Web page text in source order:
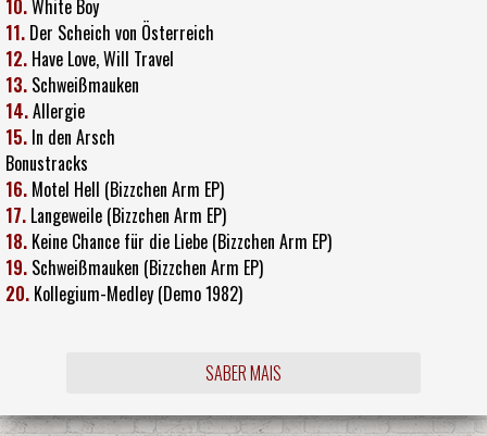
10.White Boy
11. Der Scheich von Österreich
12. Have Love, Will Travel
13. Schweißmauken
14.Allergie
15. In den Arsch
Bonustracks
16. Motel Hell (Bizzchen Arm EP)
17. Langeweile (Bizzchen Arm EP)
18. Keine Chance für die Liebe (Bizzchen Arm EP)
19. Schweißmauken (Bizzchen Arm EP)
20. Kollegium-Medley (Demo 1982)
SABER MAIS